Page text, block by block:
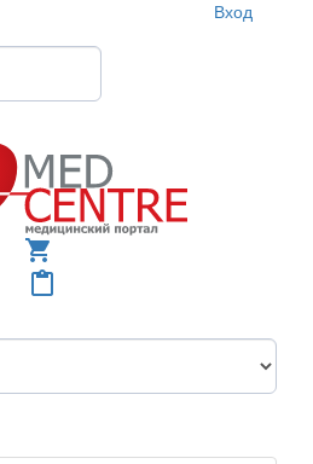
Вход
shopping_cart
content_paste